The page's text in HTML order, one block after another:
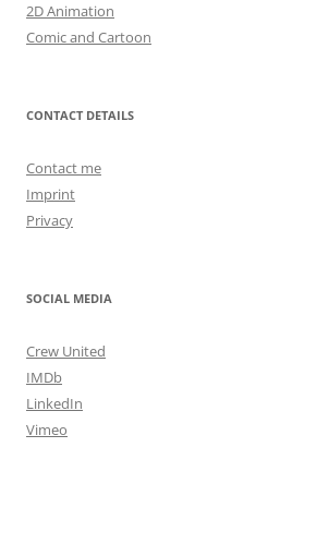
2D Animation
Comic and Cartoon
CONTACT DETAILS
Contact me
Imprint
Privacy
SOCIAL MEDIA
Crew United
IMDb
LinkedIn
Vimeo